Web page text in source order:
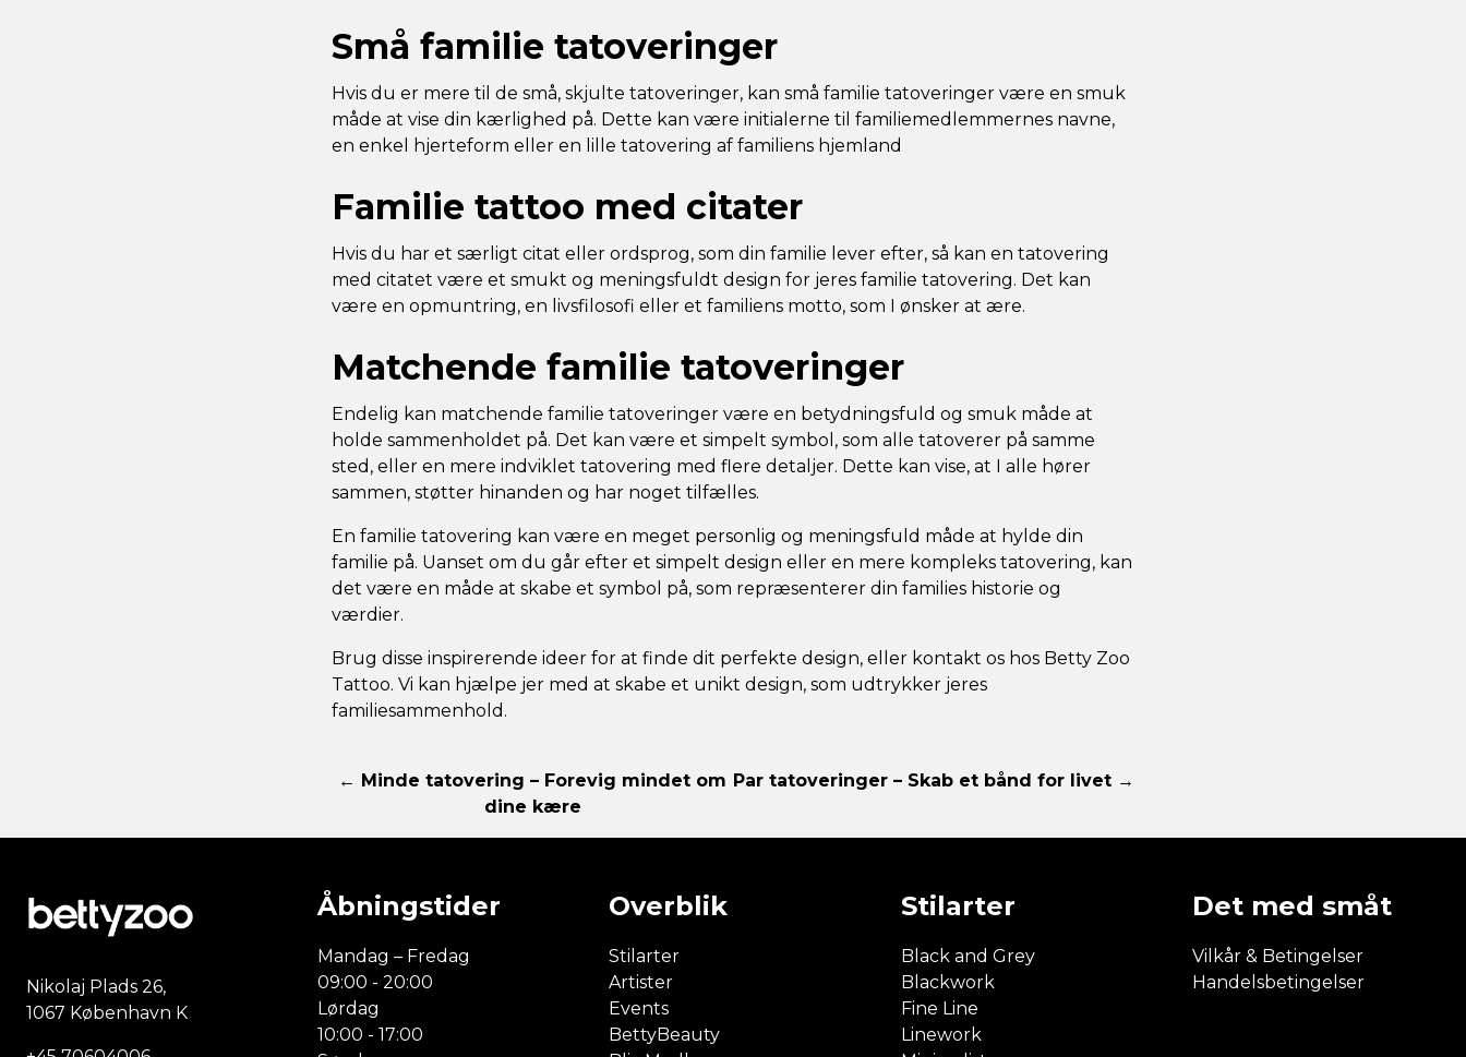
Små familie tatoveringer
Hvis du er mere til de små, skjulte tatoveringer, kan små familie tatoveringer være en smuk
måde at vise din kærlighed på. Dette kan være initialerne til familiemedlemmernes navne,
en enkel hjerteform eller en lille tatovering af familiens hjemland
Familie tattoo med citater
Hvis du har et særligt citat eller ordsprog, som din familie lever efter, så kan en tatovering
med citatet være et smukt og meningsfuldt design for jeres familie tatovering. Det kan
være en opmuntring, en livsfilosofi eller et familiens motto, som I ønsker at ære.
Matchende familie tatoveringer
Endelig kan matchende familie tatoveringer være en betydningsfuld og smuk måde at
holde sammenholdet på. Det kan være et simpelt symbol, som alle tatoverer på samme
sted, eller en mere indviklet tatovering med flere detaljer. Dette kan vise, at I alle hører
sammen, støtter hinanden og har noget tilfælles.
En familie tatovering kan være en meget personlig og meningsfuld måde at hylde din
familie på. Uanset om du går efter et simpelt design eller en mere kompleks tatovering, kan
det være en måde at skabe et symbol på, som repræsenterer din families historie og
værdier.
Brug disse inspirerende ideer for at finde dit perfekte design, eller kontakt os hos Betty Zoo
Tattoo. Vi kan hjælpe jer med at skabe et unikt design, som udtrykker jeres
familiesammenhold.
← Minde tatovering – Forevig mindet om
dine kære
Par tatoveringer – Skab et bånd for livet →
Nikolaj Plads 26,
1067 København K
Åbningstider
Mandag – Fredag
09:00 - 20:00
Lørdag
10:00 - 17:00
Overblik
Stilarter
Artister
Events
BettyBeauty
Stilarter
Black and Grey
Blackwork
Fine Line
Linework
Det med småt
Vilkår & Betingelser
Handelsbetingelser